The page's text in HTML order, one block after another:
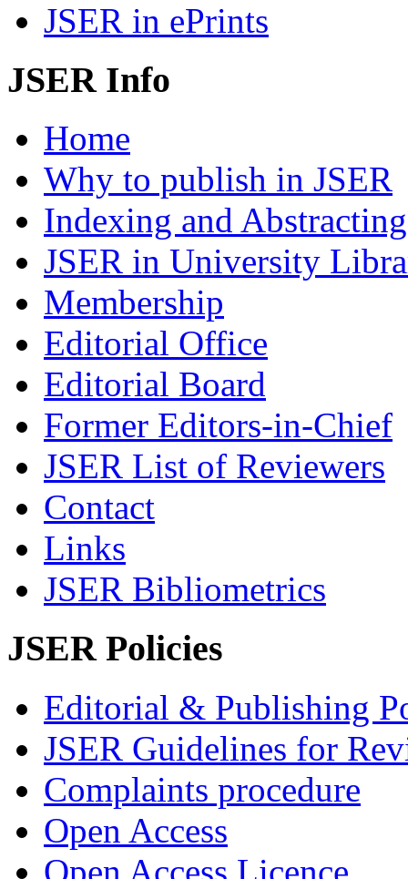
JSER in ePrints
JSER Info
Home
Why to publish in JSER
Indexing and Abstracting
JSER in University
Membership
Editorial Office
Editorial Board
Former Editors-in-Chief
JSER List of Reviewers
Contact
Links
JSER Bibliometrics
JSER Policies
Editorial & Publishing
JSER Guidelines for
Complaints procedure
Open Access
Open Access Licence